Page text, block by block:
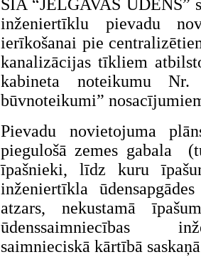
SIA “JELGAVAS ŪDENS”
inženiertīklu pievadu
ierīkošanai pie
kanalizācijas tīkliem
kabineta noteikumu Nr.
būvnoteikumi”
Pievadu novietojuma
piegulošā zemes gabala
īpašnieki, līdz kuru
inženiertīkla
atzars, nekustamā
ūdenssaimniecības
saimnieciskā kārtībā